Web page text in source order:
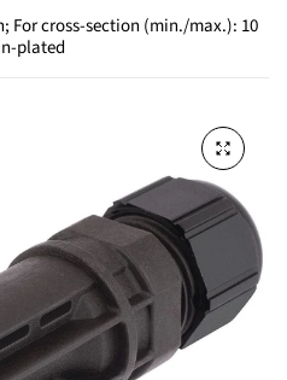
For cross-section (min./max.): 10
plated